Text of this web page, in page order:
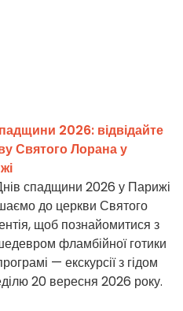
2026: відвідайте
Святого Лорана у
спадщини 2026 у Парижі
до церкви Святого
щоб познайомитися з
фламбійної готики
— екскурсії з гідом
20 вересня 2026 року.